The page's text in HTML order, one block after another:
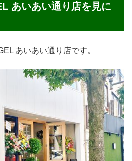
あいあい通り店を見に
あいあい通り店です。